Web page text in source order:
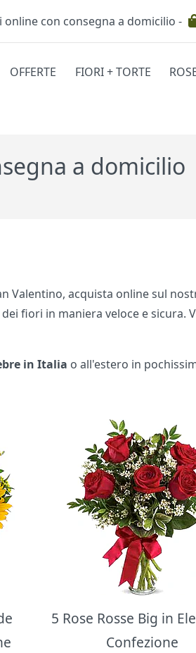
Testata
con consegna a domicilio -
OFFERTE FIORI + TORTE
a domicilio
Valentino, acquista online sul
fiori in maniera veloce e
in Italia o all'estero in
5 Rose Rosse Big in
Confezione